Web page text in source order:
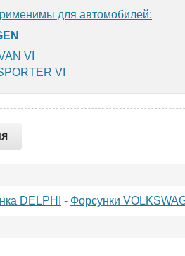
для автомобилей:
VI
VI
DELPHI - Форсунки